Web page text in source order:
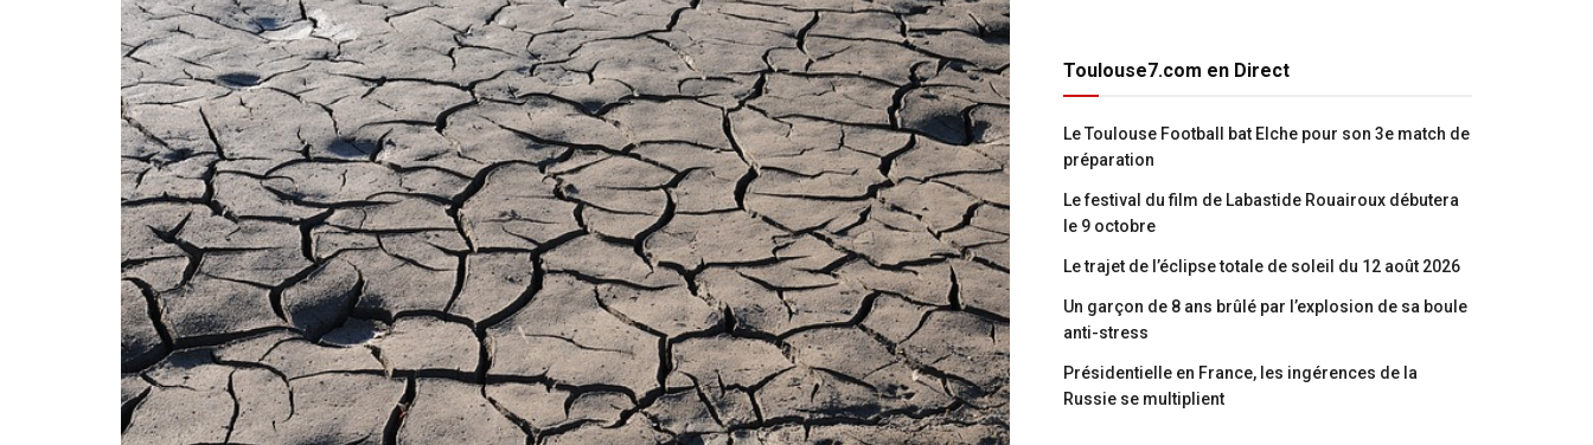
Toulouse7.com en Direct
Le Toulouse Football bat Elche pour son 3e match de
préparation
Le festival du film de Labastide Rouairoux débutera
le 9 octobre
Le trajet de l’éclipse totale de soleil du 12 août 2026
Un garçon de 8 ans brûlé par l’explosion de sa boule
anti-stress
Présidentielle en France, les ingérences de la
Russie se multiplient